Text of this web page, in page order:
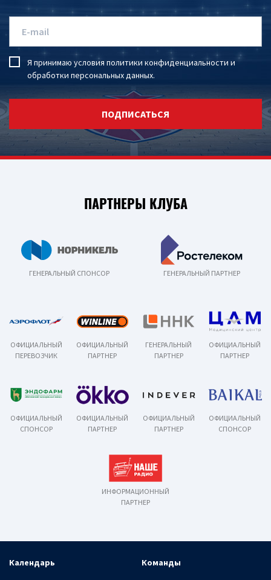
Я принимаю условия политики конфиденциальности и
обработки персональных данных.
ПОДПИСАТЬСЯ
ПАРТНЕРЫ КЛУБА
ГЕНЕРАЛЬНЫЙ СПОНСОР ГЕНЕРАЛЬНЫЙ ПАРТНЕР
ОФИЦИАЛЬНЫЙ
ПЕРЕВОЗЧИК
ОФИЦИАЛЬНЫЙ
ПАРТНЕР
ГЕНЕРАЛЬНЫЙ
ПАРТНЕР
ОФИЦИАЛЬНЫЙ
ПАРТНЕР
ОФИЦИАЛЬНЫЙ
СПОНСОР
ОФИЦИАЛЬНЫЙ
ПАРТНЕР
ОФИЦИАЛЬНЫЙ
ПАРТНЕР
ОФИЦИАЛЬНЫЙ
СПОНСОР
ИНФОРМАЦИОННЫЙ
ПАРТНЕР
Календарь Команды